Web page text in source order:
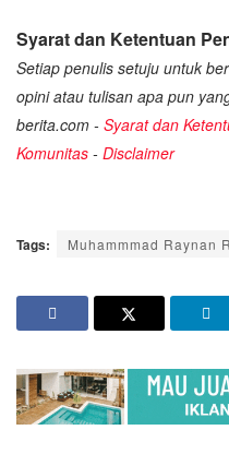
Syarat dan Ketentuan
Setiap penulis setuju untuk
opini atau tulisan apa pun
berita.com - Syarat dan
Komunitas - Disclaimer
Tags: Muhammmad Raynan